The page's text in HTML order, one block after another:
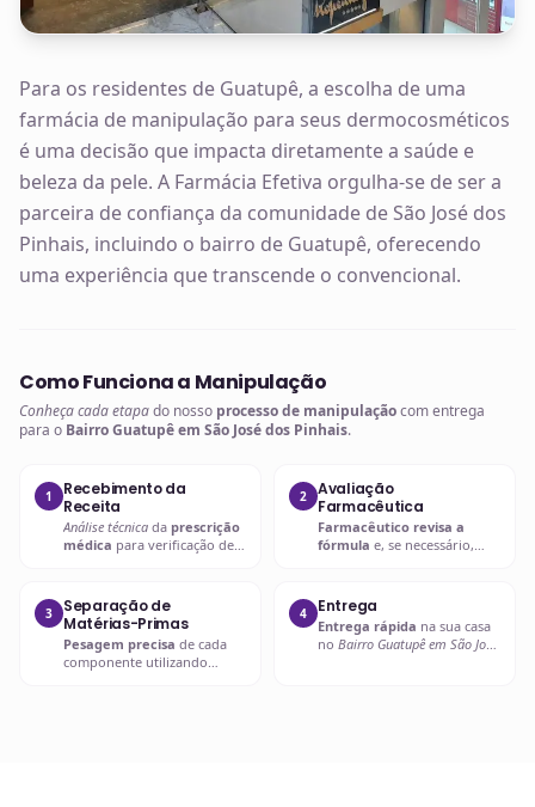
Para os residentes de Guatupê, a escolha de uma
farmácia de manipulação para seus dermocosméticos
é uma decisão que impacta diretamente a saúde e
beleza da pele. A Farmácia Efetiva orgulha-se de ser a
parceira de confiança da comunidade de São José dos
Pinhais, incluindo o bairro de Guatupê, oferecendo
uma experiência que transcende o convencional.
Como Funciona a Manipulação
Conheça cada etapado nosso processo de manipulaçãocom entrega
para o Bairro Guatupê em São José dos Pinhais.
1
Recebimento da
Receita
Análise técnica da prescrição
médica para verificação de
2
Avaliação
Farmacêutica
Farmacêutico revisa a
fórmula e, se necessário,
esclarecimentos.
3
Separação de
Matérias-Primas
Pesagem precisa de cada
componente utilizando
4 Entrega
Entrega rápida na sua casa
no Bairro Guatupê em São José